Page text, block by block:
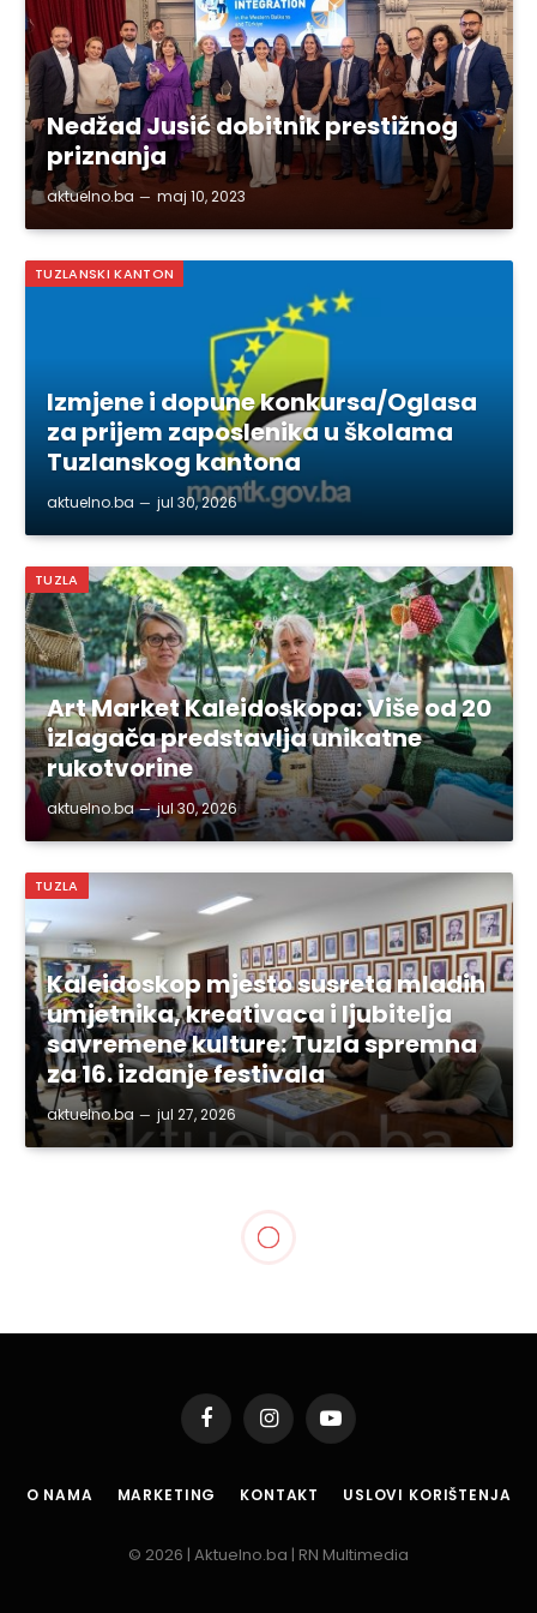
Nedžad Jusić dobitnik prestižnog
priznanja
aktuelno.ba maj 10, 2023
TUZLANSKI KANTON
Izmjene i dopune konkursa/Oglasa
za prijem zaposlenika u školama
Tuzlanskog kantona
aktuelno.ba jul 30, 2026
TUZLA
Art Market Kaleidoskopa: Više od 20
izlagača predstavlja unikatne
rukotvorine
aktuelno.ba jul 30, 2026
TUZLA
Kaleidoskop mjesto susreta mladih
umjetnika, kreativaca i ljubitelja
savremene kulture: Tuzla spremna
za 16. izdanje festivala
aktuelno.ba jul 27, 2026
FacebookInstagramYouTube
O NAMA MARKETING KONTAKT USLOVI KORIŠTENJA
© 2026 | Aktuelno.ba | RN Multimedia